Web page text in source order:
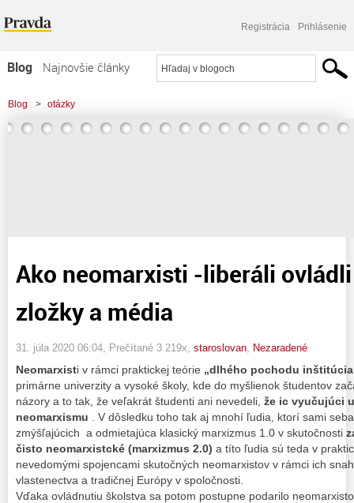
Registrácia Prihlásenie
Blog
Najnovšie články
Najčítanejšie články
Najkomentovanejšie články
Blog > otázky
> Ako neomarxisti -liberáli ovládli bezpečnostné zložky a média
Ako neomarxisti -liberáli
zložky a média
31. júla 2020 06:04 , Prečítané 3 219x, staroslovan Nezaradené
Neomarxisti v rámci praktickej teórie „dlhého pochodu
primárne univerzity a vysoké školy, kde do myšlienok študentov
názory a to tak, že veľakrát študenti ani nevedeli, že ic vyučujúci
neomarxismu . V dôsledku toho tak aj mnohí ľudia, ktorí sami
zmýšľajúcich a odmietajúca klasický marxizmus 1.0 v skutočnosti
čisto neomarxistcké (marxizmus 2.0) a títo ľudia sú teda v
nevedomými spojencami skutočných neomarxistov v rámci ich
vlastenectva a tradičnej Európy v spoločnosti.
Vďaka ovládnutiu školstva sa potom postupne podarilo